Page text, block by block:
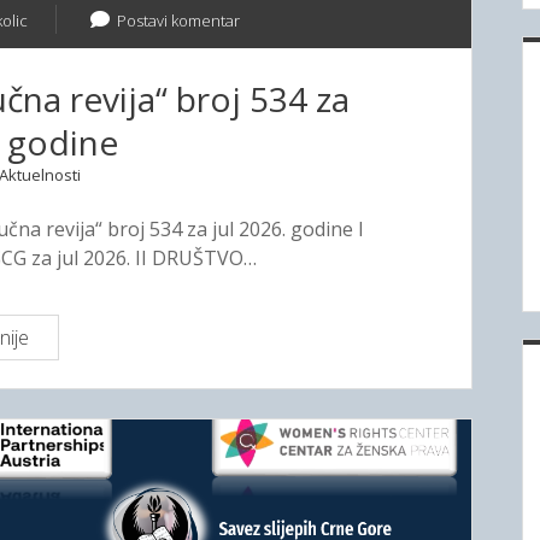
Postavi komentar
revija“ broj 534 za
godine
Aktuelnosti
revija“ broj 534 za jul 2026. godine I
za jul 2026. II DRUŠTVO…
.
S
a
d
r